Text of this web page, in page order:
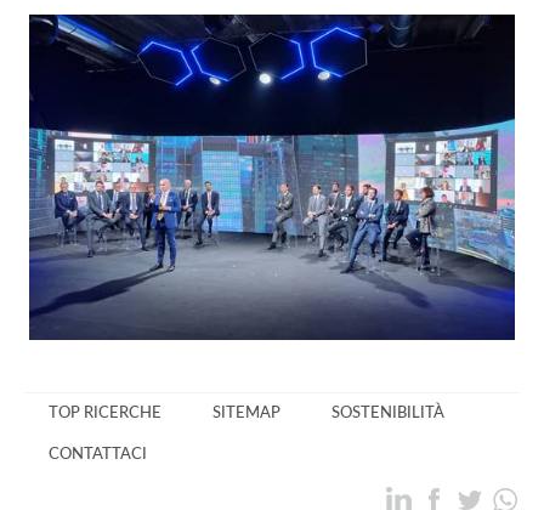
TOP RICERCHE SITEMAP SOSTENIBILITÀ
CONTATTACI